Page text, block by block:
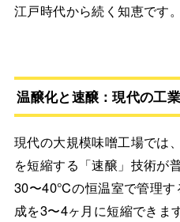
江戸時代から続く知恵です。
温醸化と速醸：現代の工
現代の大規模味噌工場では
を短縮する「速醸」技術が
30〜40℃の恒温室で管理す
成を3〜4ヶ月に短縮できま